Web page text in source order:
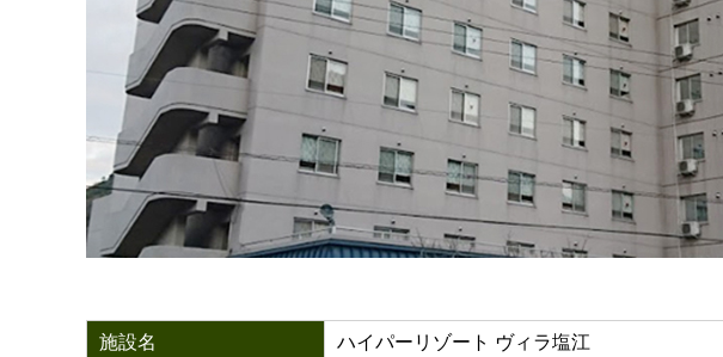
施設名 ハイパーリゾート ヴィラ塩江